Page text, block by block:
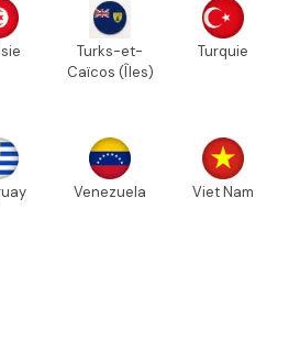
Turks-et-
Caïcos (Îles)
Turquie
Venezuela Viet Nam